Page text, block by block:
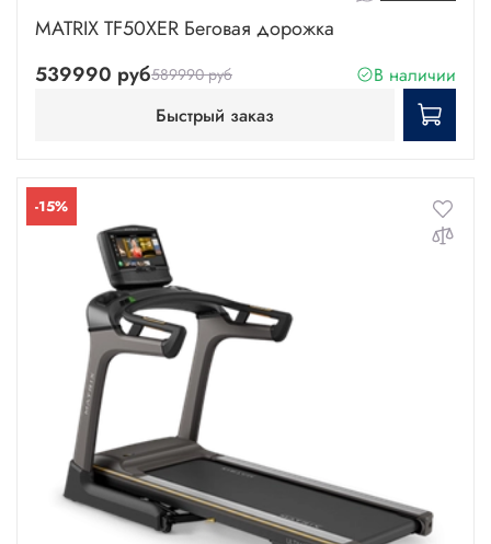
MATRIX TF50XER Беговая дорожка
539990 руб589990 руб
В наличии
Быстрый заказ
-15%